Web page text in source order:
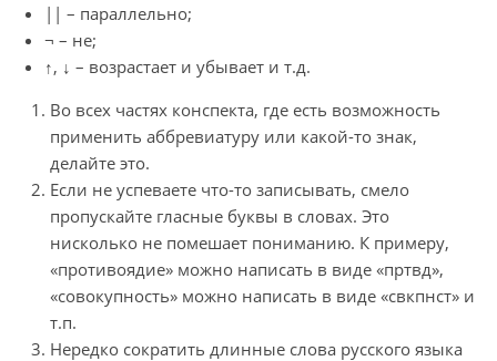
|| – параллельно;
¬ – не;
↑, ↓ – возрастает и убывает и т.д.
Во всех частях конспекта, где есть возможность
применить аббревиатуру или какой-то знак,
делайте это.
Если не успеваете что-то записывать, смело
пропускайте гласные буквы в словах. Это
нисколько не помешает пониманию. К примеру,
«противоядие» можно написать в виде «пртвд»,
«совокупность» можно написать в виде «свкпнст» и
т.п.
Нередко сократить длинные слова русского языка